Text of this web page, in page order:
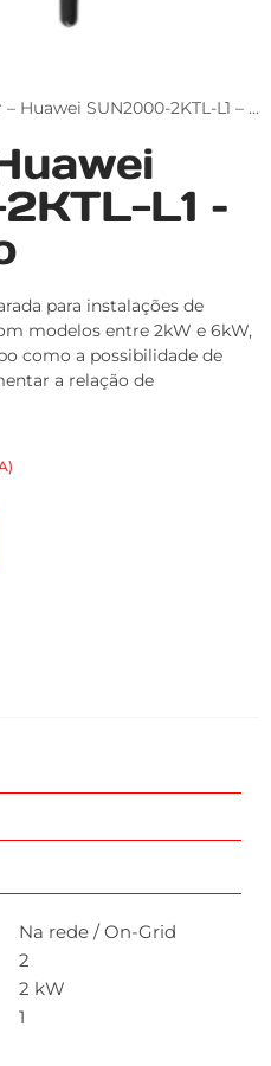
SUN2000-2KTL-L1 – Monofásico
L1 –
para instalações de
modelos entre 2kW e 6kW,
como a possibilidade de
a relação de
Na rede / On-Grid
2
2 kW
1